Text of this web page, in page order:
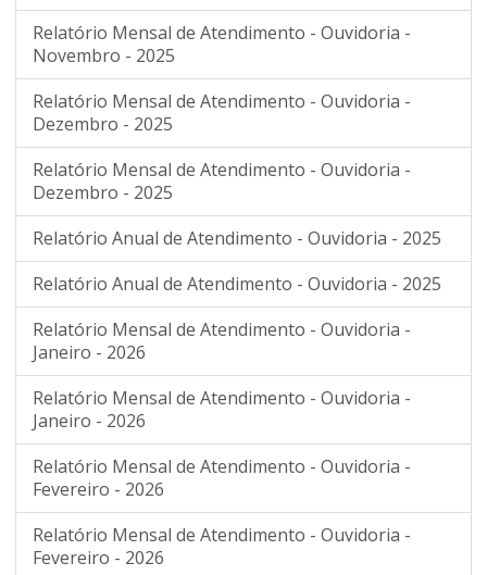
Relatório Mensal de Atendimento - Ouvidoria -
Novembro - 2025
Relatório Mensal de Atendimento - Ouvidoria -
Dezembro - 2025
Relatório Mensal de Atendimento - Ouvidoria -
Dezembro - 2025
Relatório Anual de Atendimento - Ouvidoria - 2025
Relatório Anual de Atendimento - Ouvidoria - 2025
Relatório Mensal de Atendimento - Ouvidoria -
Janeiro - 2026
Relatório Mensal de Atendimento - Ouvidoria -
Janeiro - 2026
Relatório Mensal de Atendimento - Ouvidoria -
Fevereiro - 2026
Relatório Mensal de Atendimento - Ouvidoria -
Fevereiro - 2026